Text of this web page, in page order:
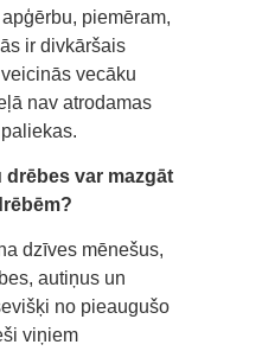
piemēram,
ir divkāršais
vecāku
nav atrodamas
drēbes var mazgāt
dzīves mēnešus,
autiņus un
no pieaugušo
viņiem